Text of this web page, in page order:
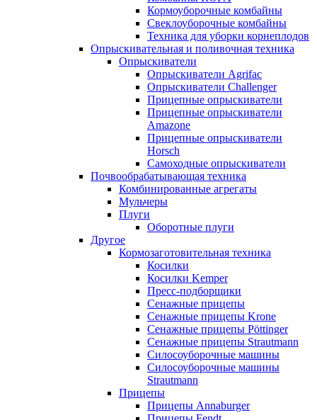
Кормоуборочные комбайны
Свеклоуборочные комбайны
Техника для уборки корнеплодов
Опрыскивательная и поливочная техника
Опрыскиватели
Опрыскиватели Agrifac
Опрыскиватели Challenger
Прицепные опрыскиватели
Прицепные опрыскиватели
Amazone
Прицепные опрыскиватели
Horsch
Самоходные опрыскиватели
Почвообрабатывающая техника
Комбинированные агрегаты
Мульчеры
Плуги
Оборотные плуги
Другое
Кормозаготовительная техника
Косилки
Косилки Kemper
Пресс-подборщики
Сенажные прицепы
Сенажные прицепы Krone
Сенажные прицепы Pöttinger
Сенажные прицепы Strautmann
Силосоуборочные машины
Силосоуборочные машины
Strautmann
Прицепы
Прицепы Annaburger